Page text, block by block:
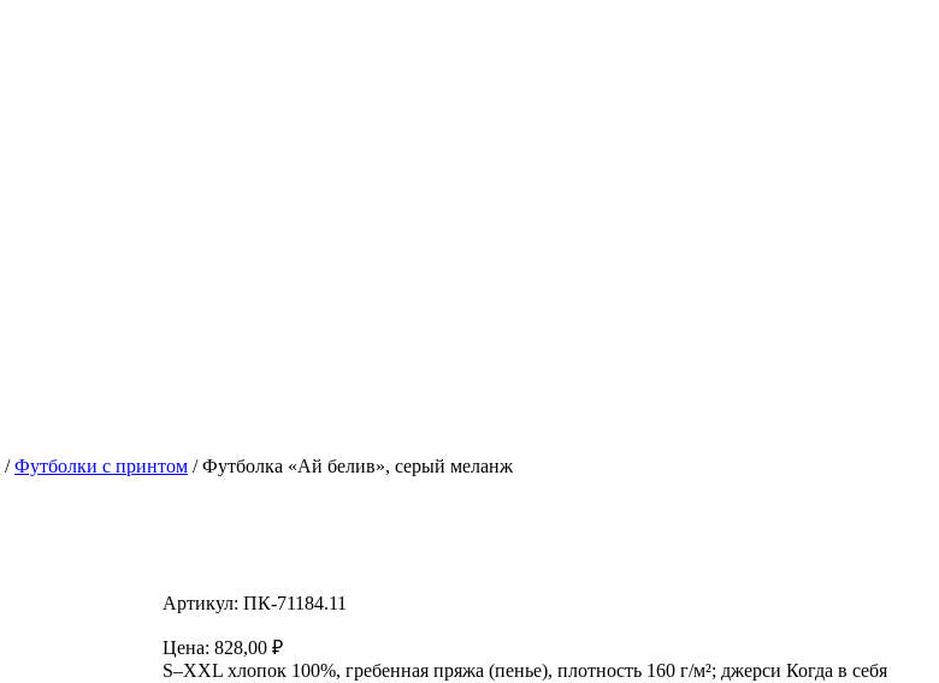
/Футболки с принтом / Футболка «Ай белив», серый меланж
Артикул: ПК-71184.11
Цена: 828,00 ₽
S–XXL хлопок 100%, гребенная пряжа (пенье), плотность 160 г/м²; джерси Когда в себя